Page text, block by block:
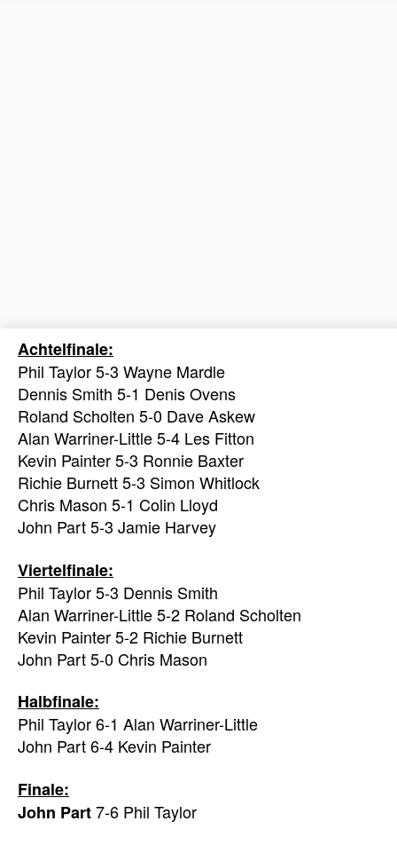
Achtelfinale:
Phil Taylor 5-3 Wayne Mardle
Dennis Smith 5-1 Denis Ovens
Roland Scholten 5-0 Dave Askew
Alan Warriner-Little 5-4 Les Fitton
Kevin Painter 5-3 Ronnie Baxter
Richie Burnett 5-3 Simon Whitlock
Chris Mason 5-1 Colin Lloyd
John Part 5-3 Jamie Harvey
Viertelfinale:
Phil Taylor 5-3 Dennis Smith
Alan Warriner-Little 5-2 Roland Scholten
Kevin Painter 5-2 Richie Burnett
John Part 5-0 Chris Mason
Halbfinale:
Phil Taylor 6-1 Alan Warriner-Little
John Part 6-4 Kevin Painter
Finale:
John Part7-6 Phil Taylor